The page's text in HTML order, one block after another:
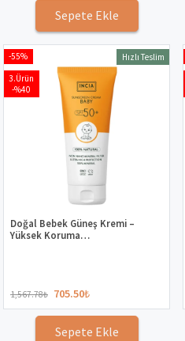
Sepete Ekle
-55%
3.Ürün
-%40
Hızlı Teslim
Doğal Bebek Güneş Kremi –
Yüksek Koruma…
1,567.78₺ 705.50₺
Sepete Ekle